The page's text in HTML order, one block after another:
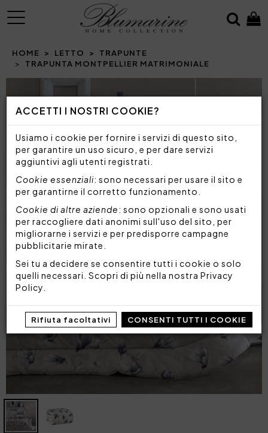
ACCETTI I NOSTRI COOKIE?
Usiamo i cookie per fornire i servizi di questo sito,
per garantire un uso sicuro, e per dare servizi
aggiuntivi agli utenti registrati.
Cookie essenziali: sono necessari per usare il sito e
per garantirne il corretto funzionamento.
Cookie di altre aziende: sono opzionali e sono usati
per raccogliere dati anonimi sull'uso del sito, per
migliorarne i servizi e per predisporre campagne
pubblicitarie mirate.
Sei tu a decidere se consentire tutti i cookie o solo
quelli necessari. Scopri di più nella nostra Privacy
Policy
Rifiuta facoltativi CONSENTI TUTTI I COOKIE
MENU
HOME LETTO
TRAPUNTE
TRAPUNTA MONTPELLIER MATRIMONIALE
Prev